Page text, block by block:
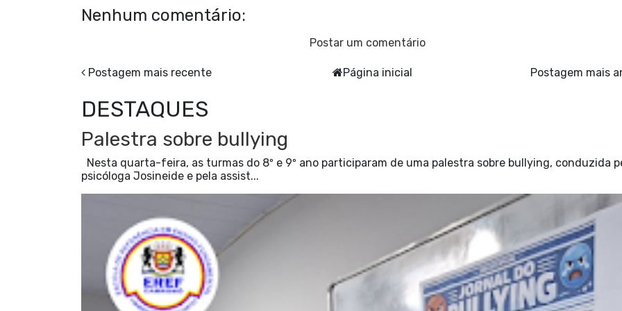
Nenhum comentário:
Postar um comentário
Postagem mais recente Postagem mais
Página inicial
DESTAQUES
Palestra sobre bullying
Nesta quarta-feira, as turmas do 8º e 9º ano participaram de uma palestra sobre bullying, conduzida
psicóloga Josineide e pela assist...